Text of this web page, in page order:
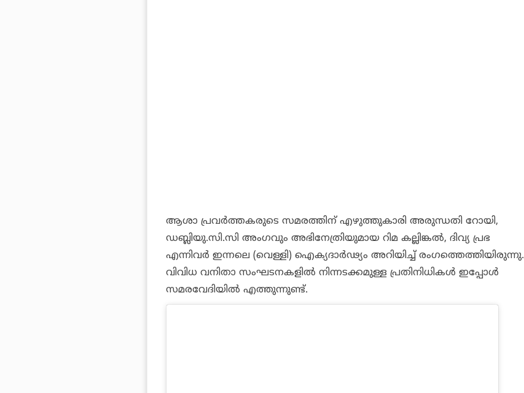
ആശാ പ്രവര്‍ത്തകരുടെ സമരത്തിന് എഴുത്തുകാരി അരുന്ധതി റോയി,
ഡബ്ലിയു.സി.സി അംഗവും അഭിനേത്രിയുമായ റിമ കല്ലിങ്കല്‍, ദിവ്യ പ്രഭ
എന്നിവര്‍ ഇന്നലെ (വെള്ളി) ഐക്യദാര്‍ഢ്യം അറിയിച്ച് രംഗത്തെത്തിയിരുന്നു.
വിവിധ വനിതാ സംഘടനകളില്‍ നിന്നടക്കമുള്ള പ്രതിനിധികള്‍ ഇപ്പോള്‍
സമരവേദിയില്‍ എത്തുന്നുണ്ട്.